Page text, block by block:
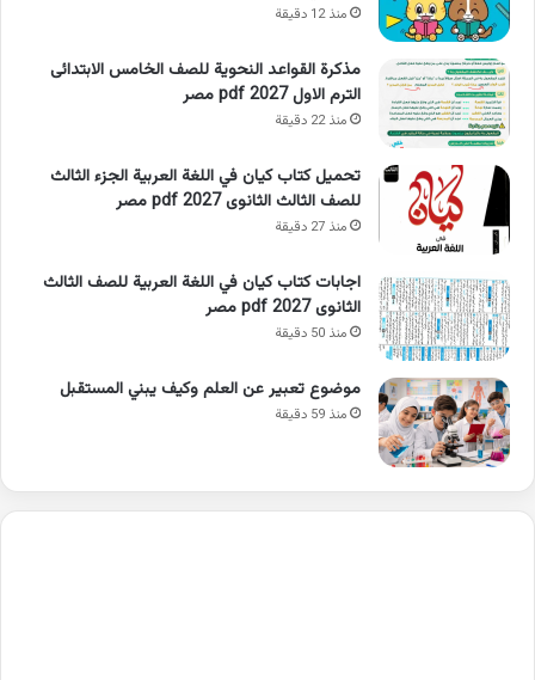
منذ 12 دقيقة
مذكرة القواعد النحوية للصف الخامس الابتدائى
الترم الاول 2027 pdf مصر
منذ 22 دقيقة
تحميل كتاب كيان في اللغة العربية الجزء الثالث
للصف الثالث الثانوى 2027 pdf مصر
منذ 27 دقيقة
اجابات كتاب كيان في اللغة العربية للصف الثالث
الثانوى 2027 pdf مصر
منذ 50 دقيقة
موضوع تعبير عن العلم وكيف يبني المستقبل
منذ 59 دقيقة